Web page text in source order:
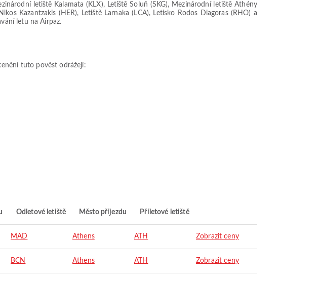
letiště Kalamata (KLX), Letiště Soluň (SKG), Mezinárodní letiště Athény
Kazantzakis (HER), Letiště Larnaka (LCA), Letisko Rodos Diagoras (RHO) a
letu na Airpaz.
tuto pověst odrážejí:
Odletové letiště Město příjezdu Příletové letiště
MAD Athens ATH Zobrazit ceny
BCN Athens ATH Zobrazit ceny